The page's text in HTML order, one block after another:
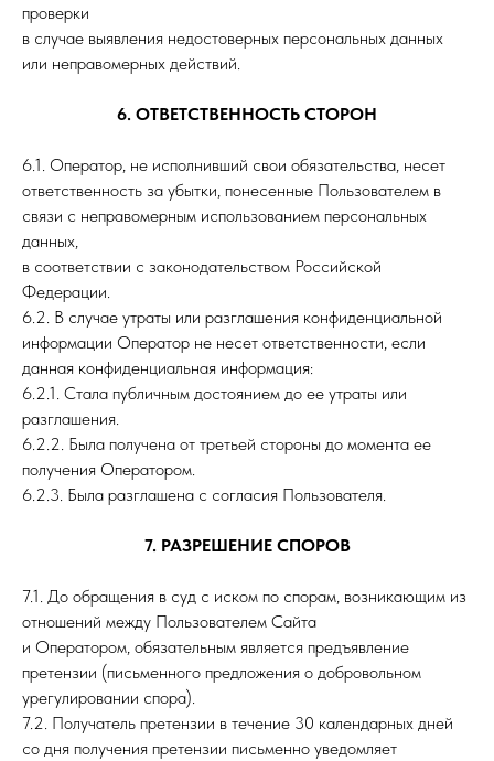
проверки
в случае выявления недостоверных персональных данных
или неправомерных действий.
6. ОТВЕТСТВЕННОСТЬ СТОРОН
6.1. Оператор, не исполнивший свои обязательства, несет
ответственность за убытки, понесенные Пользователем в
связи с неправомерным использованием персональных
данных,
в соответствии с законодательством Российской
Федерации.
6.2. В случае утраты или разглашения конфиденциальной
информации Оператор не несет ответственности, если
данная конфиденциальная информация:
6.2.1. Стала публичным достоянием до ее утраты или
разглашения.
6.2.2. Была получена от третьей стороны до момента ее
получения Оператором.
6.2.3. Была разглашена с согласия Пользователя.
7. РАЗРЕШЕНИЕ СПОРОВ
7.1. До обращения в суд с иском по спорам, возникающим из
отношений между Пользователем Сайта
и Оператором, обязательным является предъявление
претензии (письменного предложения о добровольном
урегулировании спора).
7.2. Получатель претензии в течение 30 календарных дней
со дня получения претензии письменно уведомляет